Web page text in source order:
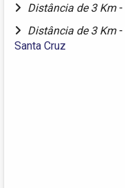
Distância de 3 Km -
Distância de 3 Km -
Santa Cruz